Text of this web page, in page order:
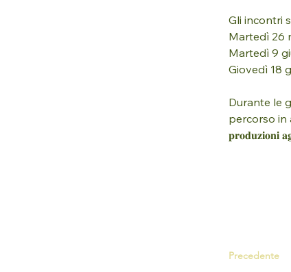
Gli incontri
Martedì 26
Martedì 9
Giovedì 18
Durante le
percorso in
𝐩𝐫𝐨𝐝𝐮𝐳𝐢𝐨𝐧𝐢
Precedente